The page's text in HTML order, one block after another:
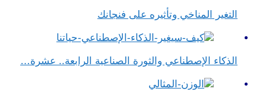
التغير المناخي وتأثيره على فنجانك
الذكاء الإصطناعي والثورة الصناعية الرابعة.. عشرة…